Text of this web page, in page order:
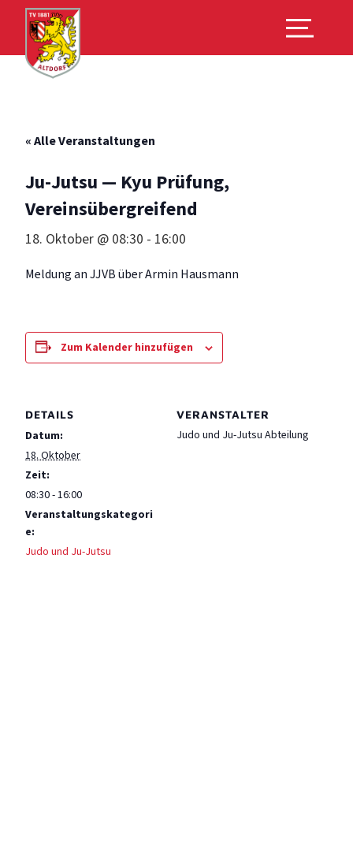
« Alle Veranstaltungen
Ju-Jutsu — Kyu Prüfung,
Vereinsübergreifend
18. Oktober @ 08:30 - 16:00
Mel­dung an JJVB über Armin Hausmann
Zum Kalender hinzufügen
DETAILS
Datum:
18. Oktober
Zeit:
08:30 - 16:00
Veranstaltungskategori
e:
Judo und Ju-Jutsu
VERANSTALTER
Judo und Ju-Jutsu Abteilung